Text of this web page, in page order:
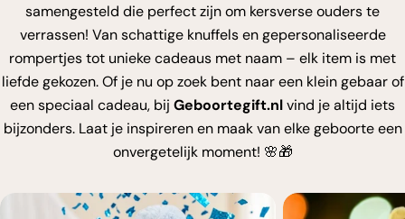
samengesteld die perfect zijn om kersverse ouders te
verrassen! Van schattige knuffels en gepersonaliseerde
rompertjes tot unieke cadeaus met naam – elk item is met
liefde gekozen. Of je nu op zoek bent naar een klein gebaar of
een speciaal cadeau, bij Geboortegift.nlvind je altijd iets
bijzonders. Laat je inspireren en maak van elke geboorte een
onvergetelijk moment! 🌸🎁